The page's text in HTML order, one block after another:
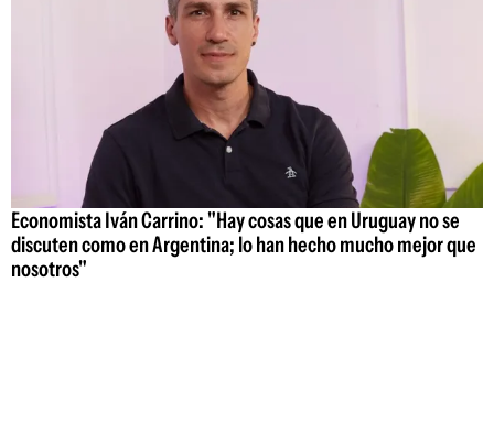
Economista Iván Carrino: "Hay cosas que en Uruguay no se
discuten como en Argentina; lo han hecho mucho mejor que
nosotros"